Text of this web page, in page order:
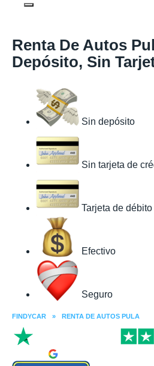
Renta De Autos
Depósito, Sin
Sin depósito
Sin tarjeta de
Tarjeta de débito
Efectivo
Seguro
FINDYCAR » RENTA DE AUTOS PULA